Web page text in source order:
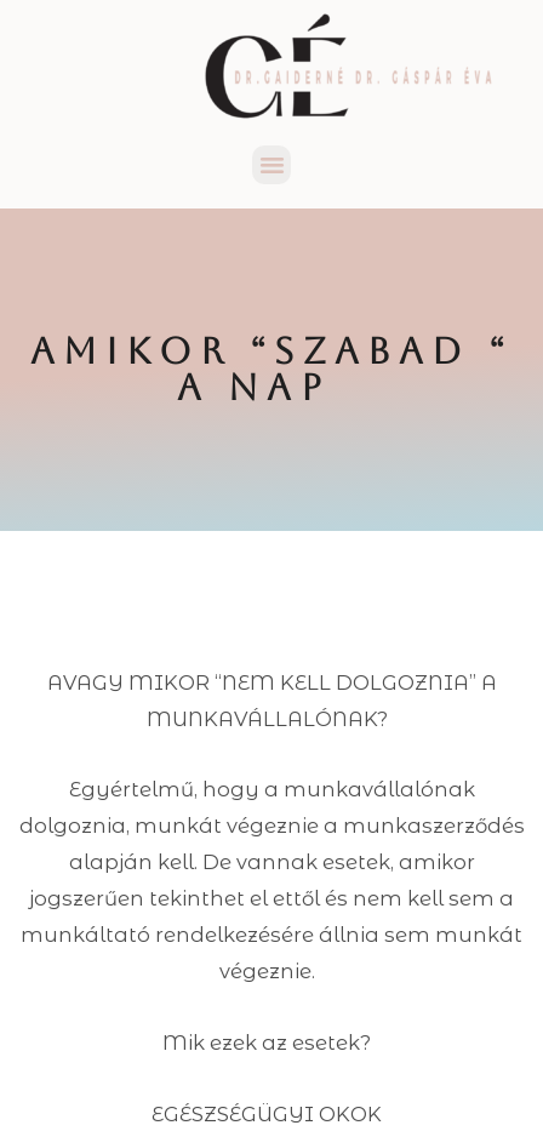
Menü
AMIKOR “SZABAD “
A NAP
AVAGY MIKOR “NEM KELL DOLGOZNIA” A
MUNKAVÁLLALÓNAK?
Egyértelmű, hogy a munkavállalónak
dolgoznia, munkát végeznie a munkaszerződés
alapján kell. De vannak esetek, amikor
jogszerűen tekinthet el ettől és nem kell sem a
munkáltató rendelkezésére állnia sem munkát
végeznie.
Mik ezek az esetek?
EGÉSZSÉGÜGYI OKOK